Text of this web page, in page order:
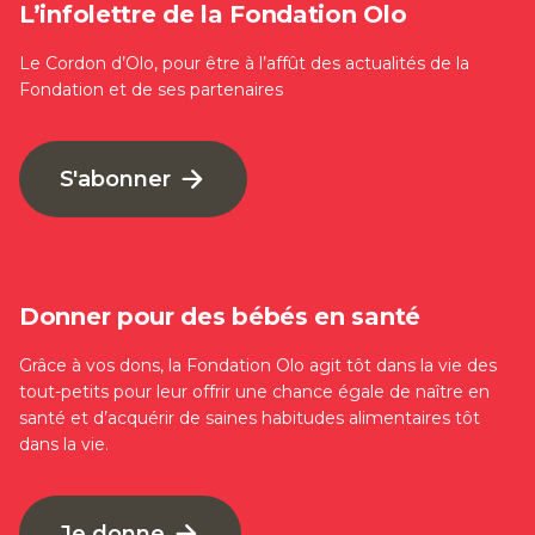
L’infolettre de la Fondation Olo
Le Cordon d’Olo, pour être à l’affût des actualités de la
Fondation et de ses partenaires
S'abonner
Donner pour des bébés en santé
Grâce à vos dons, la Fondation Olo agit tôt dans la vie des
tout-petits pour leur offrir une chance égale de naître en
santé et d’acquérir de saines habitudes alimentaires tôt
dans la vie.